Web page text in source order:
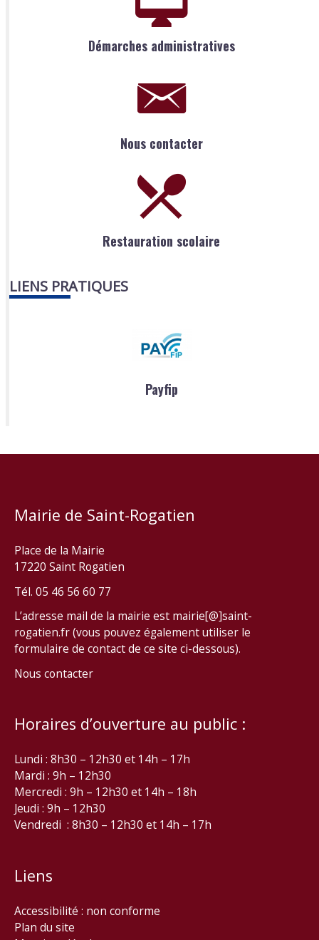
Démarches administratives
Nous contacter
Restauration scolaire
LIENS PRATIQUES
Payfip
Mairie de Saint-Rogatien
Place de la Mairie
17220 Saint Rogatien
Tél. 05 46 56 60 77
L’adresse mail de la mairie est mairie[@]saint-
rogatien.fr (vous pouvez également utiliser le
formulaire de contact de ce site ci-dessous).
Nous contacter
Horaires d’ouverture au public :
Lundi : 8h30 – 12h30 et 14h – 17h
Mardi : 9h – 12h30
Mercredi : 9h – 12h30 et 14h – 18h
Jeudi : 9h – 12h30
Vendredi : 8h30 – 12h30 et 14h – 17h
Liens
Accessibilité : non conforme
Plan du site